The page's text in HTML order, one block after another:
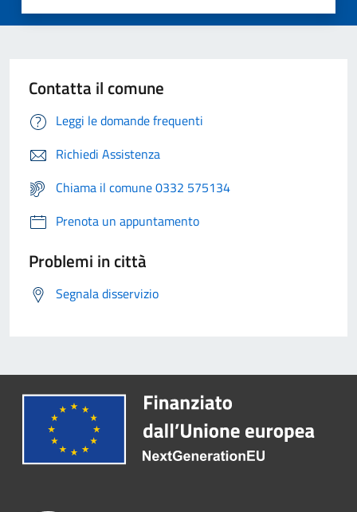
Contatta il comune
Leggi le domande frequenti
Richiedi Assistenza
Chiama il comune 0332 575134
Prenota un appuntamento
Problemi in città
Segnala disservizio